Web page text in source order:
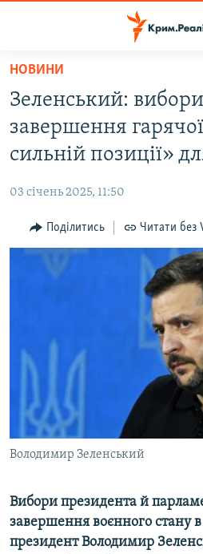
Перейти
основного
матеріалу
Перейти
до
основної
Перейти
до
ВІДЕО ТА ФОТО
БЛОГИ
ПОГЛЯД
ІНТЕРВ'Ю
ДЕПОРТАЦІЯ
ВІДЕОУРОКИ «ELIFBE»
СВІДЧЕННЯ ОКУПАЦІЇ
УКРАЇНСЬКА ПРОБЛЕМА КРИМУ
ІНФОГРАФІКА
ЯК ОБІЙТИ БЛОКУВАННЯ
Qırımtatar
ДОЛУЧАЙСЯ!
Усі сайти RFE/RL
НОВИНИ
Зеленський:
завершення
сильній позиції»
03 січень 2025, 11:50
Поділитись Читати без
Володимир Зеленський
Вибори президента й
завершення воєнного стану в
президент Володимир